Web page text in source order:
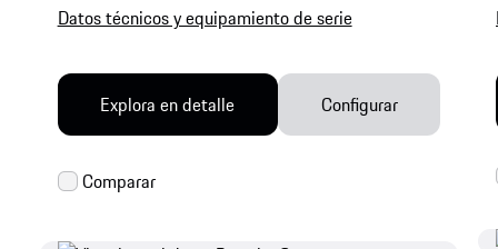
Datos técnicos y equipamiento de serie
Explora en detalle Configurar